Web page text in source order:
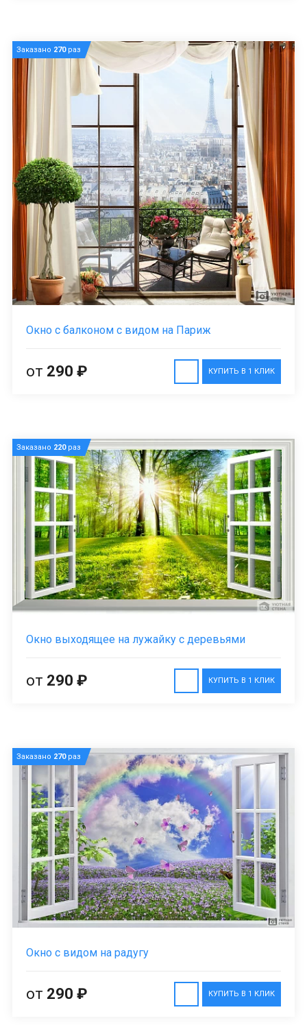
Заказано 270раз
Окно с балконом с видом на Париж
КУПИТЬ В 1 КЛИК
от 290 ₽
Заказано 220раз
Окно выходящее на лужайку с деревьями
КУПИТЬ В 1 КЛИК
от 290 ₽
Заказано 270раз
Окно с видом на радугу
КУПИТЬ В 1 КЛИК
от 290 ₽